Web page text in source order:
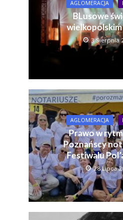
AGLOMERACJA
BLusowe
3 Sierpnia
AGLOMERACJA
Prawo w
Poznańscy
Festiwalu
28 Lipca